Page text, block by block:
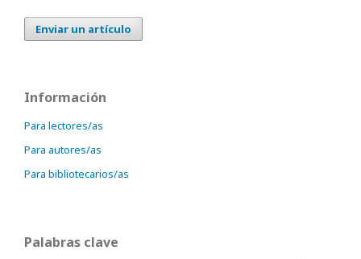
Enviar un artículo
Información
Para lectores/as
Para autores/as
Para bibliotecarios/as
Palabras clave